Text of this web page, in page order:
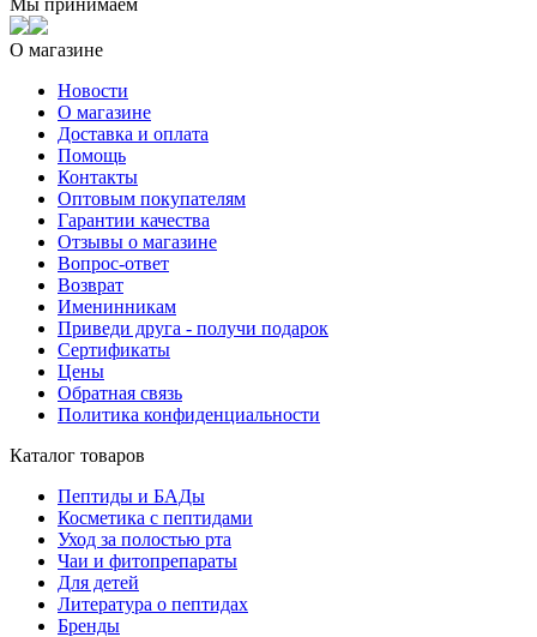
О магазине
Новости
О магазине
Доставка и оплата
Помощь
Контакты
Оптовым покупателям
Гарантии качества
Отзывы о магазине
Вопрос-ответ
Возврат
Именинникам
Приведи друга - получи подарок
Сертификаты
Цены
Обратная связь
Политика конфиденциальности
Каталог товаров
Пептиды и БАДы
Косметика с пептидами
Уход за полостью рта
Чаи и фитопрепараты
Для детей
Литература о пептидах
Бренды